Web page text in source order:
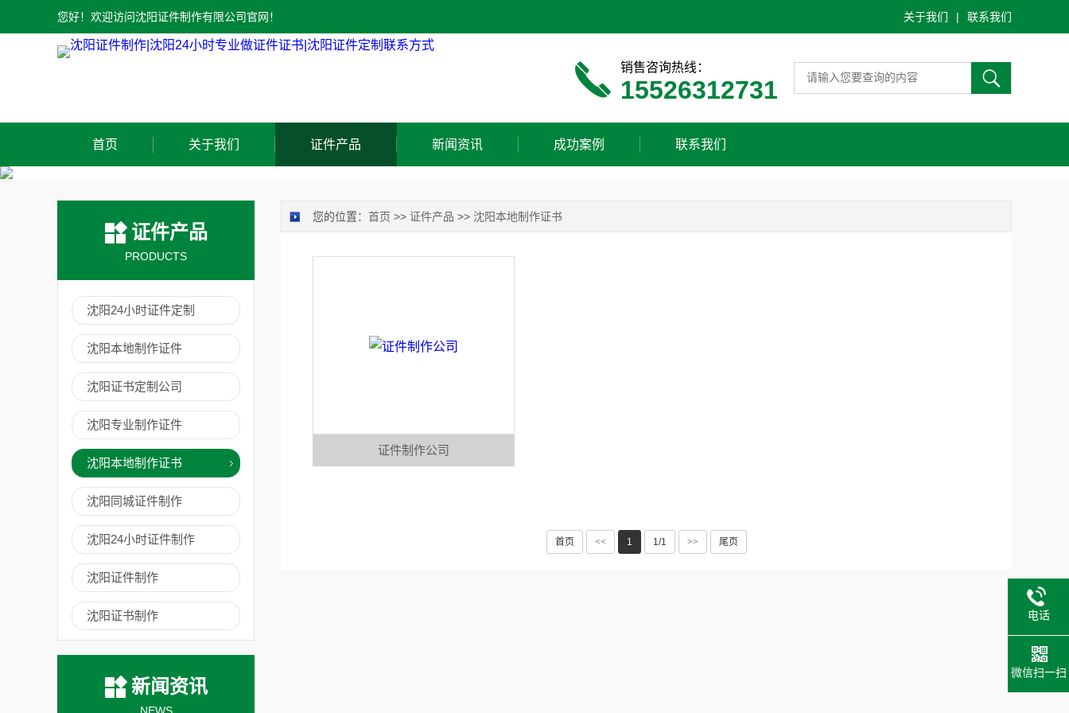
您好！欢迎访问沈阳证件制作有限公司官网！ 关于我们 | 联系我们
销售咨询热线：
15526312731
首页 关于我们 证件产品 新闻资讯 成功案例 联系我们
证件产品
PRODUCTS
沈阳24小时证件定制
沈阳本地制作证件
沈阳证书定制公司
沈阳专业制作证件
沈阳本地制作证书
沈阳同城证件制作
沈阳24小时证件制作
沈阳证件制作
沈阳证书制作
新闻资讯
您的位置： 首页 >> 证件产品 >> 沈阳本地制作证书
证件制作公司
首页 << 1 1/1 >> 尾页
电话
微信扫一扫